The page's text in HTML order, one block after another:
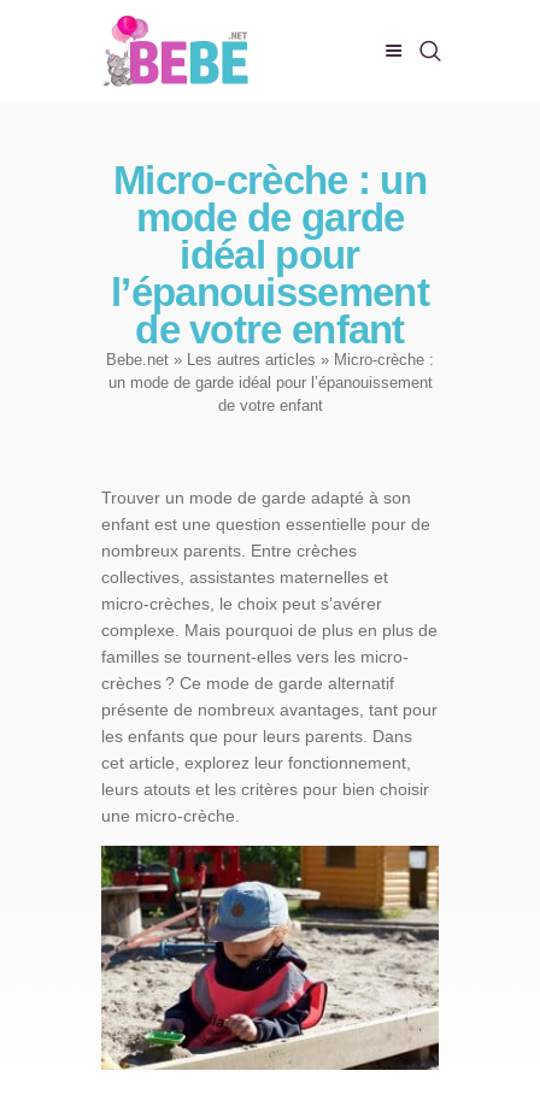
Micro-crèche : un
mode de garde
idéal pour
l’épanouissement
de votre enfant
Bebe.net » Les autres articles » Micro-crèche :
un mode de garde idéal pour l’épanouissement
de votre enfant
CHAMBRE DE BEBE
BIEN-ÊTRE
ALIMENTATION
EVEIL ET JEUX
CONFORT DE BÉBÉ
Trouver un mode de garde adapté à son
enfant est une question essentielle pour de
nombreux parents. Entre crèches
collectives, assistantes maternelles et
micro-crèches, le choix peut s’avérer
complexe. Mais pourquoi de plus en plus de
familles se tournent-elles vers les micro-
crèches ? Ce mode de garde alternatif
présente de nombreux avantages, tant pour
les enfants que pour leurs parents. Dans
cet article, explorez leur fonctionnement,
leurs atouts et les critères pour bien choisir
une micro-crèche.